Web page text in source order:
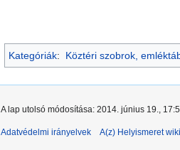
Kategóriák: Köztéri szobrok,
A lap utolsó módosítása: 2014. június 19.,
Adatvédelmi irányelvek A(z) Helyismeret